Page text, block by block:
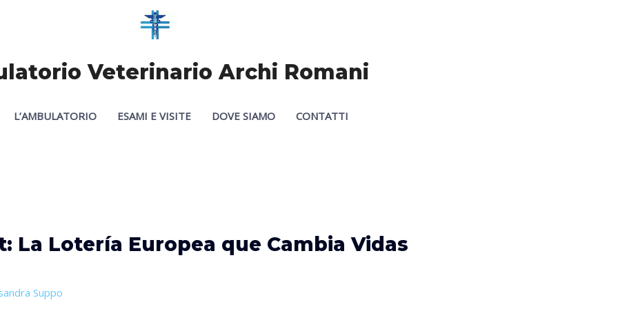
Veterinario Archi Romani
L’AMBULATORIO ESAMI E VISITE DOVE SIAMO CONTATTI
La Lotería Europea que Cambia Vidas
Suppo